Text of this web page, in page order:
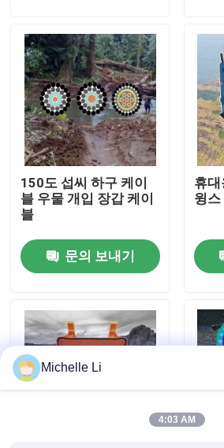
제품 소개
회사 소개
공장 투어
품질 관리
연락처
지구 물리 탐사는 기계를 설치합
지구 물리학 저항성 계량기
150도 섭씨 하구 케이
블 우물 개입 장갑 케이
블
문의 보내기
휴
윙
Michelle Li
4:03 AM